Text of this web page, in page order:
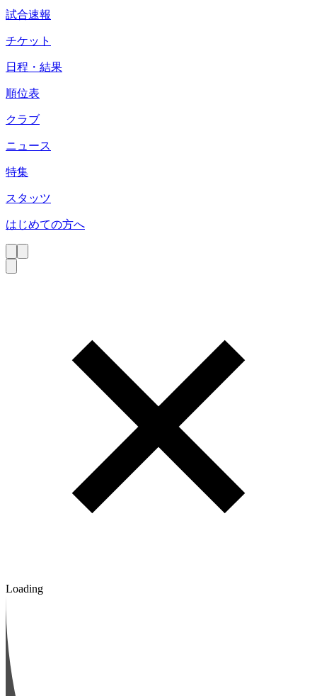
試合速報
チケット
日程・結果
順位表
クラブ
ニュース
特集
スタッツ
はじめての方へ
Loading